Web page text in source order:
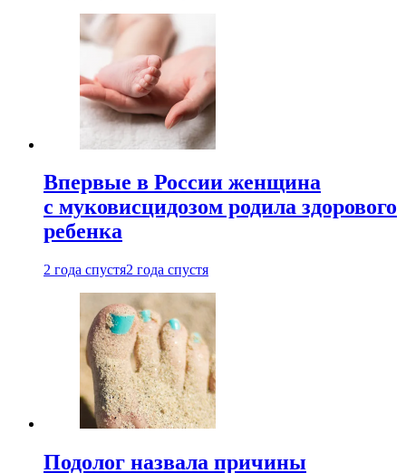
Впервые в России женщина
с муковисцидозом родила здорового
ребенка
2 года спустя2 года спустя
Подолог назвала причины